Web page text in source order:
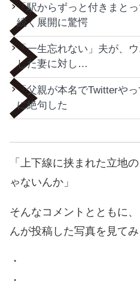
「駅からずっと付きまと
続く展開に驚愕
「一生忘れない」夫が、
した妻に対し…
「父親が本名でTwitterや
に絶句した
「上下線に挟まれた立地
ゃないんか」
そんなコメントとともに、
んが投稿した写真を見てみ
・
・